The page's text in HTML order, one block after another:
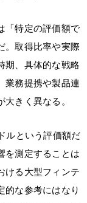
「特定の評価額で
。取得比率や実際
期、具体的な戦略
業務提携や製品連
きく異なる。
ルという評価額だ
を測定することは
ける大型フィンテ
的な参考にはなり